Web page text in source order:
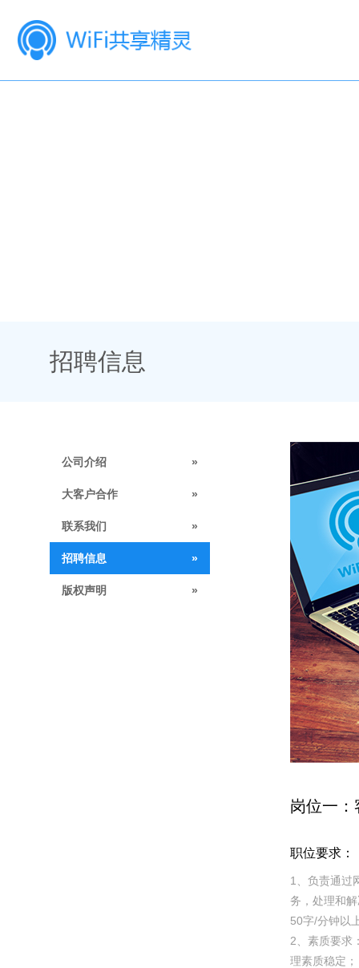
招聘信息
»
公司介绍
»
大客户合作
»
联系我们
»
招聘信息
»
版权声明
岗位一
职位要求：
1、负责通过
务，处理和
50字/分钟以
2、素质要求
理素质稳定；